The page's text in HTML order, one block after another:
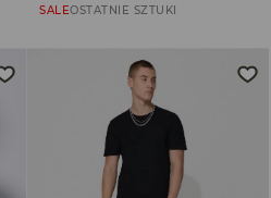
SALEOSTATNIE SZTUKI